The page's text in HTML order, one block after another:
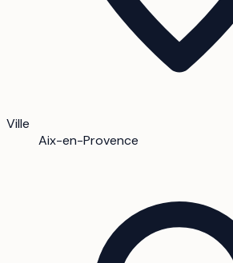
Ville
Aix-en-Provence